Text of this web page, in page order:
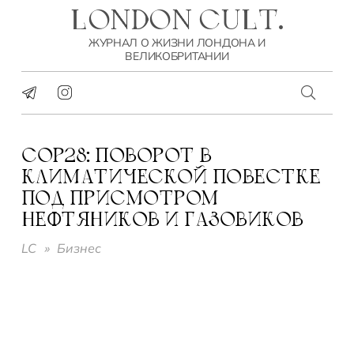
LONDON CULT.
ЖУРНАЛ О ЖИЗНИ ЛОНДОНА И
ВЕЛИКОБРИТАНИИ
COP28: ПОВОРОТ В
КЛИМАТИЧЕСКОЙ ПОВЕСТКЕ
ПОД ПРИСМОТРОМ
НЕФТЯНИКОВ И ГАЗОВИКОВ
LC » Бизнес